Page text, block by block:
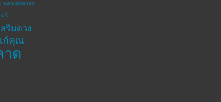
หลวงพ่อสาคร
แก้
สริมดวง
ก้คุณ
ด